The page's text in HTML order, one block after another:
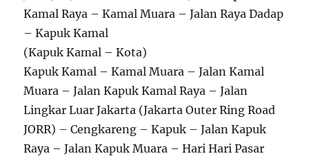
Kamal Raya – Kamal Muara – Jalan Raya Dadap
– Kapuk Kamal
(Kapuk Kamal – Kota)
Kapuk Kamal – Kamal Muara – Jalan Kamal
Muara – Jalan Kapuk Kamal Raya – Jalan
Lingkar Luar Jakarta (Jakarta Outer Ring Road
JORR) – Cengkareng – Kapuk – Jalan Kapuk
Raya – Jalan Kapuk Muara – Hari Hari Pasar